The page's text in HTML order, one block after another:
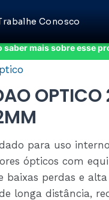
Conosco
saber mais sobre esse
para uso
ópticos com
baixas perdas e
longa distância,